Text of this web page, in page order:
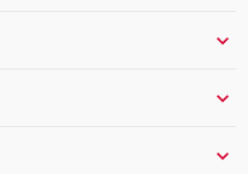


